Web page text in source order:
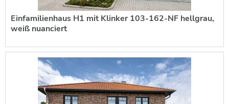
Einfamilienhaus H1 mit Klinker 103-162-NF hellgrau,
weiß nuanciert